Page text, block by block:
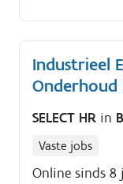
tijdens kritische
Industrieel
Onderhoud
SELECT HR in
Vaste jobs
Online sinds 8